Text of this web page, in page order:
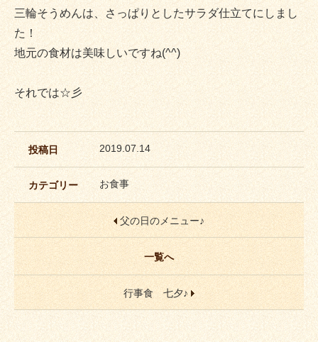
三輪そうめんは、さっぱりとしたサラダ仕立てにしまし
た！
地元の食材は美味しいですね(^^)
それでは☆彡
投稿日 2019.07.14
カテゴリー お食事
父の日のメニュー♪
一覧へ
行事食 七夕♪